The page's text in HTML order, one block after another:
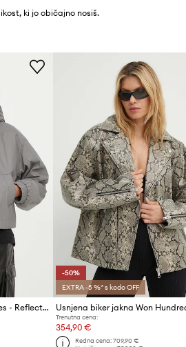
ki jo običajno nosiš.
Jakna 2NDDAY 2ND Rhodes - Reflective
-50%
EXTRA -5 %* s kodo OFF
Usnjena biker jakna Won
Trenutna cena:
354,90 €
Redna cena: 709,90 €